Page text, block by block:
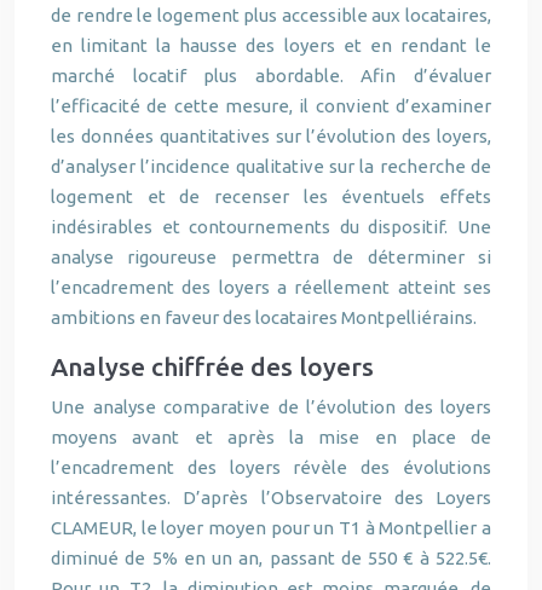
de rendre le logement plus accessible aux locataires,
en limitant la hausse des loyers et en rendant le
marché locatif plus abordable. Afin d’évaluer
l’efficacité de cette mesure, il convient d’examiner
les données quantitatives sur l’évolution des loyers,
d’analyser l’incidence qualitative sur la recherche de
logement et de recenser les éventuels effets
indésirables et contournements du dispositif. Une
analyse rigoureuse permettra de déterminer si
l’encadrement des loyers a réellement atteint ses
ambitions en faveur des locataires Montpelliérains.
Analyse chiffrée des loyers
Une analyse comparative de l’évolution des loyers
moyens avant et après la mise en place de
l’encadrement des loyers révèle des évolutions
intéressantes. D’après l’Observatoire des Loyers
CLAMEUR, le loyer moyen pour un T1 à Montpellier a
diminué de 5% en un an, passant de 550 € à 522.5€.